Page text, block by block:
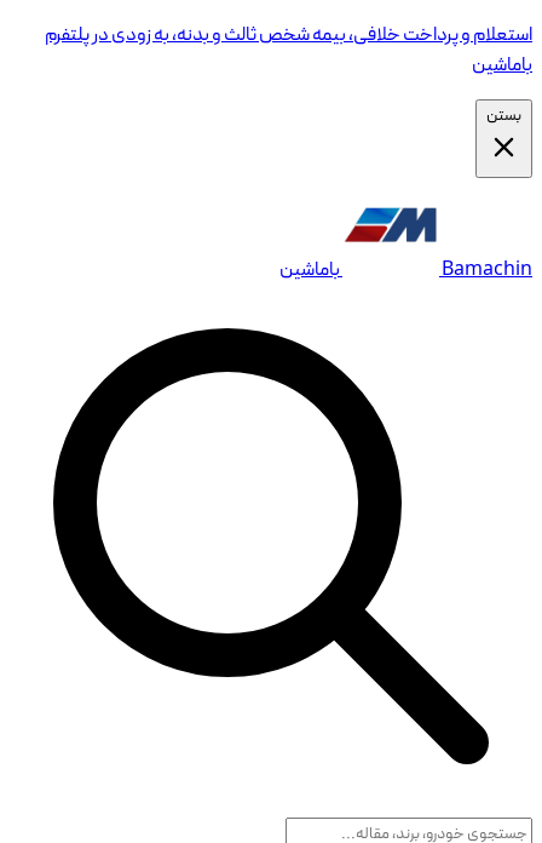
استعلام و پرداخت خلافی، بیمه شخص ثالث و بدنه، به زودی در پلتفرم
باماشین
بستن
Bamachin باماشین